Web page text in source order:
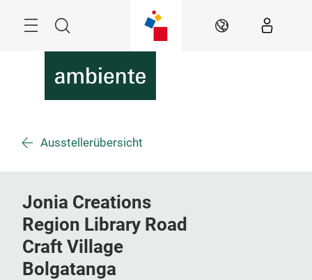
Suche DE
Ausstellerübersicht
Jonia Creations
Region Library Road
Craft Village
Bolgatanga